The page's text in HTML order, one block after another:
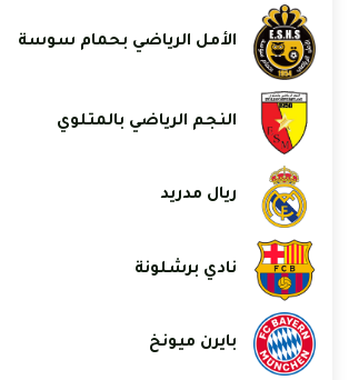
الأمل الرياضي بحمام سوسة
النجم الرياضي بالمتلوي
ريال مدريد
نادي برشلونة
بايرن ميونخ